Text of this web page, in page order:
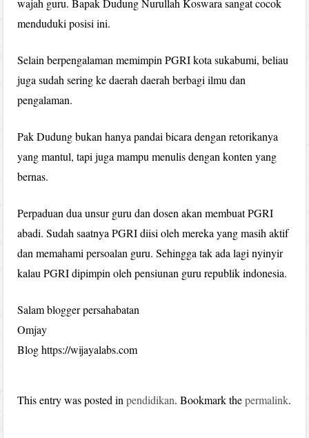
menduduki posisi ini.
Selain berpengalaman memimpin PGRI kota sukabumi, beliau
juga sudah sering ke daerah daerah berbagi ilmu dan
pengalaman.
Pak Dudung bukan hanya pandai bicara dengan retorikanya
yang mantul, tapi juga mampu menulis dengan konten yang
bernas.
Perpaduan dua unsur guru dan dosen akan membuat PGRI
abadi. Sudah saatnya PGRI diisi oleh mereka yang masih aktif
dan memahami persoalan guru. Sehingga tak ada lagi nyinyir
kalau PGRI dipimpin oleh pensiunan guru republik indonesia.
Salam blogger persahabatan
Omjay
Blog https://wijayalabs.com
This entry was posted inpendidikan. Bookmark thepermalink.